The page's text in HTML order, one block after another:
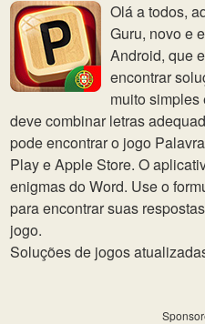
Olá a todos,
Guru, novo e
Android, que
encontrar
muito simples
deve combinar letras
pode encontrar o jogo
Play e Apple Store. O
enigmas do Word. Use o
para encontrar suas
jogo.
Soluções de jogos